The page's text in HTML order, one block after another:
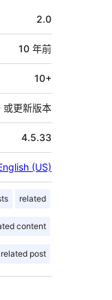
2.0
10 年前
10+
或更新版本
4.5.33
(US)
related
content
related post